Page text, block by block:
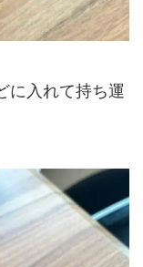
に入れて持ち運